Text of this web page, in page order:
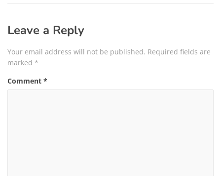
Leave a Reply
Your email address will not be published. Required fields are
marked *
Comment *